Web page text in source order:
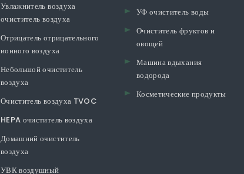
Увлажнитель воздуха
очиститель воздуха
Отрицатель отрицательного
ионного воздуха
Небольшой очиститель
воздуха
Очиститель воздуха TVOC
HEPA очиститель воздуха
Домашний очиститель
воздуха
УВК воздушный
УФ очиститель воды
Очиститель фруктов и
овощей
Машина вдыхания
водорода
Косметические продукты